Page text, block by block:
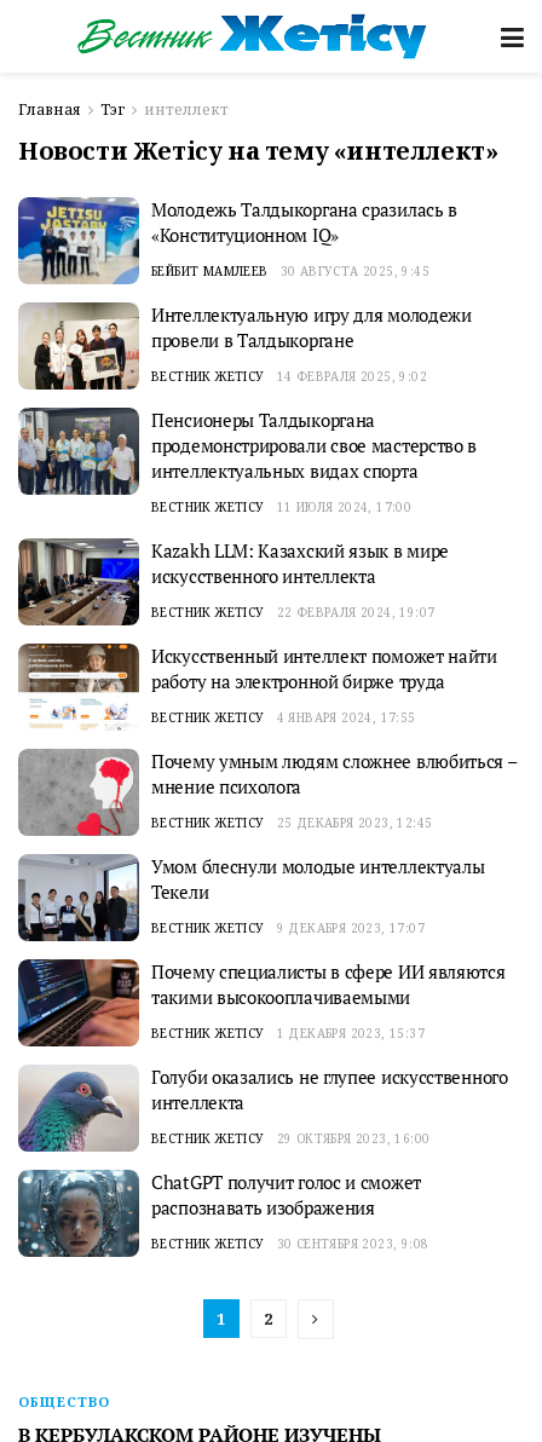
Главная Тэг интеллект
Новости Жетісу на тему «интеллект»
Молодежь Талдыкоргана сразилась в
«Конституционном IQ»
БЕЙБИТ МАМЛЕЕВ 30 АВГУСТА 2025, 9:45
Интеллектуальную игру для молодежи
провели в Талдыкоргане
ВЕСТНИК ЖЕТІСУ 14 ФЕВРАЛЯ 2025, 9:02
Пенсионеры Талдыкоргана
продемонстрировали свое мастерство в
интеллектуальных видах спорта
ВЕСТНИК ЖЕТІСУ 11 ИЮЛЯ 2024, 17:00
Kazakh LLM: Казахский язык в мире
искусственного интеллекта
ВЕСТНИК ЖЕТІСУ 22 ФЕВРАЛЯ 2024, 19:07
Искусственный интеллект поможет найти
работу на электронной бирже труда
ВЕСТНИК ЖЕТІСУ 4 ЯНВАРЯ 2024, 17:55
Почему умным людям сложнее влюбиться –
мнение психолога
ВЕСТНИК ЖЕТІСУ 25 ДЕКАБРЯ 2023, 12:45
Умом блеснули молодые интеллектуалы
Текели
ВЕСТНИК ЖЕТІСУ 9 ДЕКАБРЯ 2023, 17:07
Почему специалисты в сфере ИИ являются
такими высокооплачиваемыми
ВЕСТНИК ЖЕТІСУ 1 ДЕКАБРЯ 2023, 15:37
Голуби оказались не глупее искусственного
интеллекта
ВЕСТНИК ЖЕТІСУ 29 ОКТЯБРЯ 2023, 16:00
ChatGPT получит голос и сможет
распознавать изображения
ВЕСТНИК ЖЕТІСУ 30 СЕНТЯБРЯ 2023, 9:08
1 2
ОБЩЕСТВО
В КЕРБУЛАКСКОМ РАЙОНЕ ИЗУЧЕНЫ